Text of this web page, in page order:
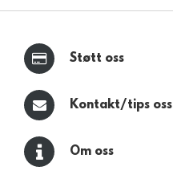
Støtt oss
Kontakt/tips oss
Om oss